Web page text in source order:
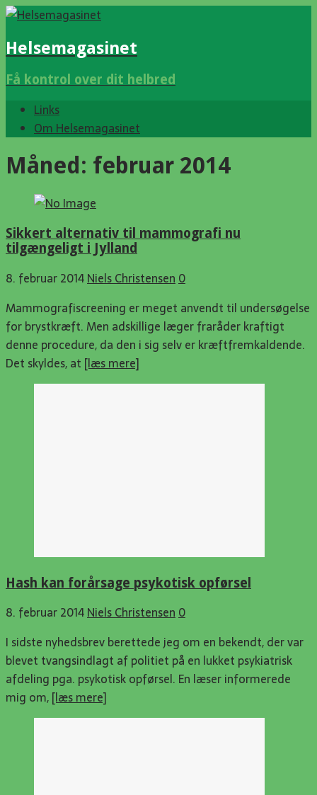
Helsemagasinet
Få kontrol over dit helbred
Links
Om Helsemagasinet
Måned: februar 2014
Sikkert alternativ til mammografi nu
tilgængeligt i Jylland
8. februar 2014Niels Christensen 0
Mammografiscreening er meget anvendt til undersøgelse
for brystkræft. Men adskillige læger fraråder kraftigt
denne procedure, da den i sig selv er kræftfremkaldende.
Det skyldes, at [læs mere]
Hash kan forårsage psykotisk opførsel
8. februar 2014Niels Christensen0
I sidste nyhedsbrev berettede jeg om en bekendt, der var
blevet tvangsindlagt af politiet på en lukket psykiatrisk
afdeling pga. psykotisk opførsel. En læser informerede
mig om,[læs mere]